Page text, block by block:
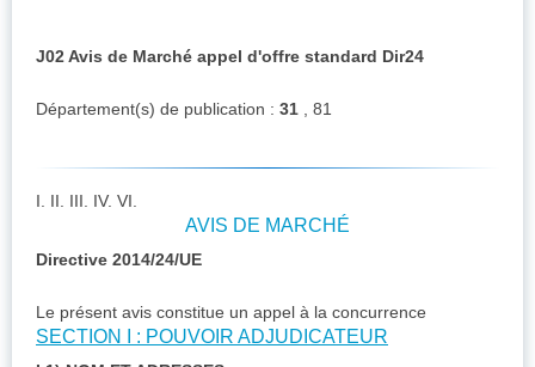
J02 Avis de Marché appel d'offre standard Dir24
Département(s) de publication : 31 , 81
I. II. III. IV. VI.
AVIS DE MARCHÉ
Directive 2014/24/UE
Le présent avis constitue un appel à la concurrence
SECTION I : POUVOIR ADJUDICATEUR